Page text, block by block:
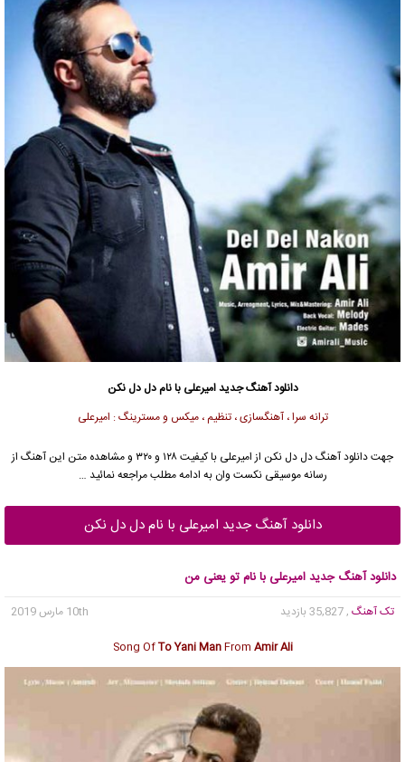
دانلود آهنگ جدیدامیرعلی با نام دل دل نکن
ترانه سرا ، آهنگسازی ، تنظیم ، میکس و مسترینگ : امیرعلی
جهت دانلود آهنگ دل دل نکن از امیرعلی
با کیفیت ۱۲۸ و ۳۲۰ و مشاهده متن این آهنگ از
رسانه موسیقی نکست وان به ادامه مطلب مراجعه نمائید …
دانلود آهنگ جدید امیرعلی با نام دل دل نکن
دانلود آهنگ جدید امیرعلی با نام تو یعنی من
تک آهنگ , 35,827 بازدید
10th مارس 2019
Song OfTo Yani ManFrom Amir Ali